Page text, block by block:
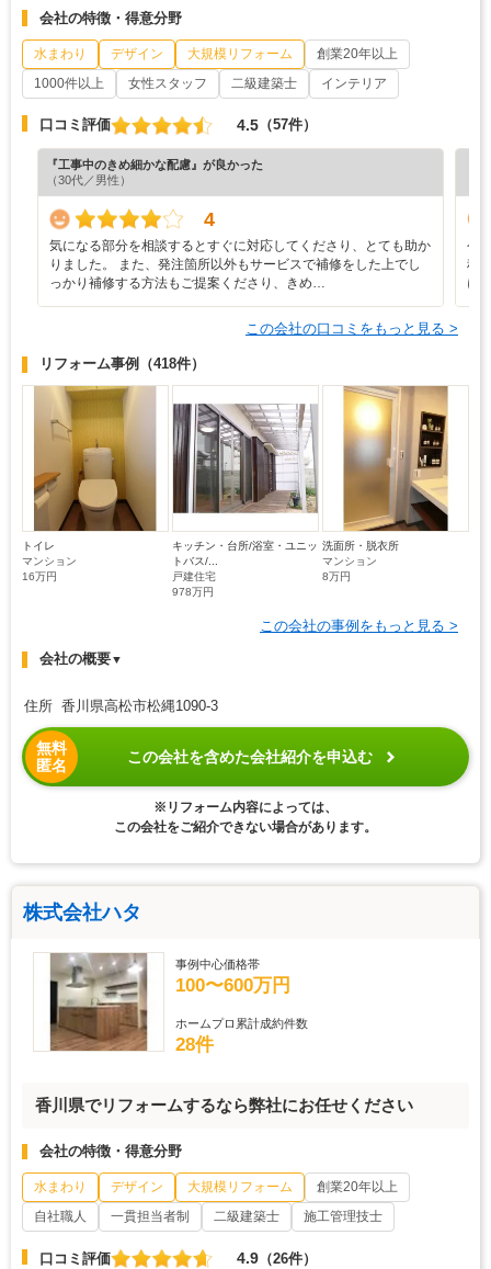
会社の特徴・得意分野
水まわり デザイン 大規模リフォーム
創業20年以上
1000件以上
女性スタッフ 二級建築士 インテリア
口コミ評価 4.5 （57件）
『工事中のきめ細かな配慮』が良かった
（30代／男性）
4
気になる部分を相談するとすぐに対応してくださり、とても助か
りました。 また、発注箇所以外もサービスで補修をした上でし
っかり補修する方法もご提案くださり、きめ…
今
程
に
この会社の口コミをもっと見る >
リフォーム事例 （418件）
トイレ
マンション
16万円
キッチン・台所/浴室・ユニッ
トバス/...
戸建住宅
978万円
洗面所・脱衣所
マンション
8万円
この会社の事例をもっと見る >
会社の概要▼
住所 香川県高松市松縄1090-3
無料
匿名
この会社を含めた会社紹介を申込む
※リフォーム内容によっては、
この会社をご紹介できない場合があります。
株式会社ハタ
事例中心価格帯
100〜600万円
ホームプロ累計成約件数
28件
香川県でリフォームするなら弊社にお任せください
会社の特徴・得意分野
水まわり デザイン 大規模リフォーム
創業20年以上
自社職人
一貫担当者制 二級建築士 施工管理技士
口コミ評価 4.9 （26件）